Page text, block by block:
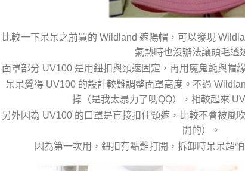
比較一下呆呆之前買的 Wildland 遮陽帽，可以發現
氣熱時也沒辦法讓頭毛透
面罩部分 UV100 是用鈕扣與頸遮固定，再用魔鬼氈與帽
呆呆覺得 UV100 的設計較難調整面罩高度。不過
掉（是我太暴力了嗎QQ），相較起來
另外因為 UV100 的口罩是直接扣住頸遮，比較不會被風
開的）。
因為第一次用，鈕扣有點難打開，拆卸時呆呆